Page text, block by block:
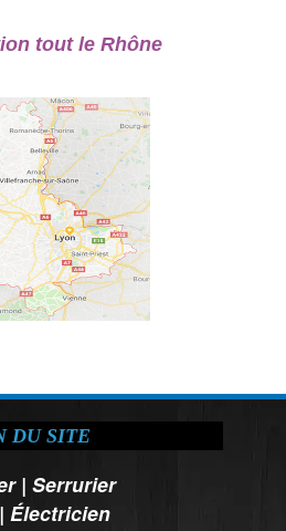
tout le Rhône
DU SITE
| Serrurier
Électricien